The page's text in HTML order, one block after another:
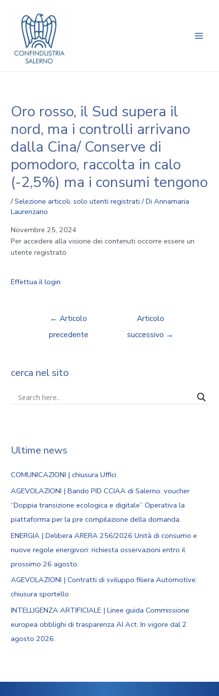
contenuto
Oro rosso, il Sud supera il
nord, ma i controlli arrivano
dalla Cina/ Conserve di
pomodoro, raccolta in calo
(-2,5%) ma i consumi tengono
/Selezione articoli,solo utenti registrati / DiAnnamaria
Laurenzano
Novembre 25, 2024
Per accedere alla visione dei contenuti occorre essere un
utente registrato
Effettua il login
articoli
← Articolo
precedente
Articolo
successivo →
cerca nel sito
Ultime news
COMUNICAZIONI | chiusura Uffici
AGEVOLAZIONI | Bando PID CCIAA di Salerno: voucher
“Doppia transizione ecologica e digitale” Operativa la
piattaforma per la pre compilazione della domanda.
ENERGIA | Delibera ARERA 256/2026 Unità di consumo e
nuove regole energivori: richiesta osservazioni entro il
prossimo 26 agosto.
AGEVOLAZIONI | Contratti di sviluppo filiera Automotive:
chiusura sportello
INTELLIGENZA ARTIFICIALE | Linee guida Commissione
europea obblighi di trasparenza AI Act. In vigore dal 2
agosto 2026.